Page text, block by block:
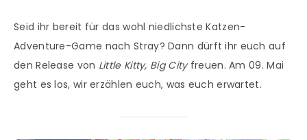
Seid ihr bereit für das wohl niedlichste Katzen-
Adventure-Game nach Stray? Dann dürft ihr euch auf
den Release von Little Kitty, Big Cityfreuen. Am 09. Mai
geht es los, wir erzählen euch, was euch erwartet.